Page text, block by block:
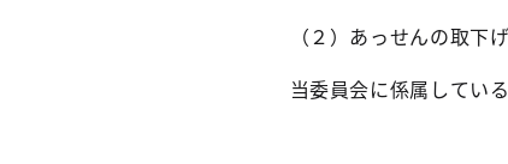
（２）あっせんの取下げ
当委員会に係属してい